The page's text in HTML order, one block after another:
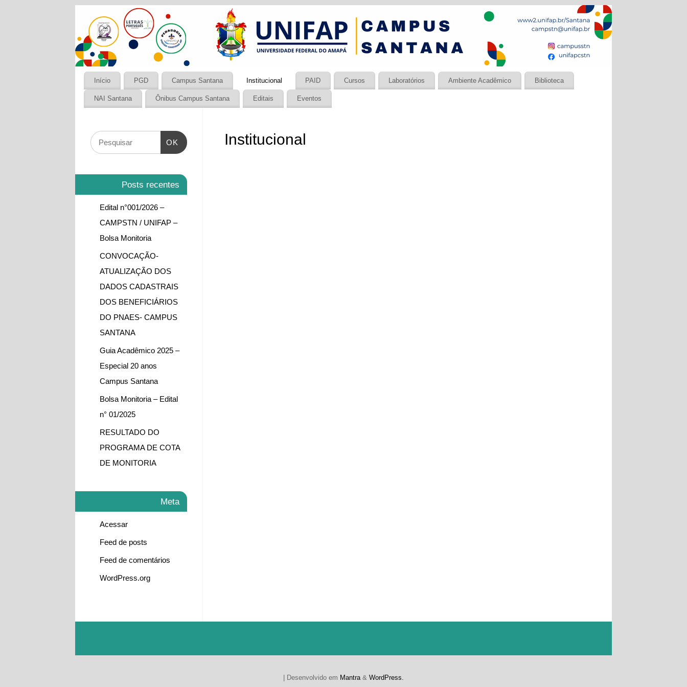
Início PGD Campus Santana Institucional PAID Cursos Laboratórios Ambiente Acadêmico Biblioteca
NAI Santana Ônibus Campus Santana Editais Eventos
Institucional
OK
Posts recentes
Edital n°001/2026 –
CAMPSTN / UNIFAP –
Bolsa Monitoria
CONVOCAÇÃO-
ATUALIZAÇÃO DOS
DADOS CADASTRAIS
DOS BENEFICIÁRIOS
DO PNAES- CAMPUS
SANTANA
Guia Acadêmico 2025 –
Especial 20 anos
Campus Santana
Bolsa Monitoria – Edital
n° 01/2025
RESULTADO DO
PROGRAMA DE COTA
DE MONITORIA
Meta
Acessar
Feed de posts
Feed de comentários
WordPress.org
| Desenvolvido em Mantra & WordPress.